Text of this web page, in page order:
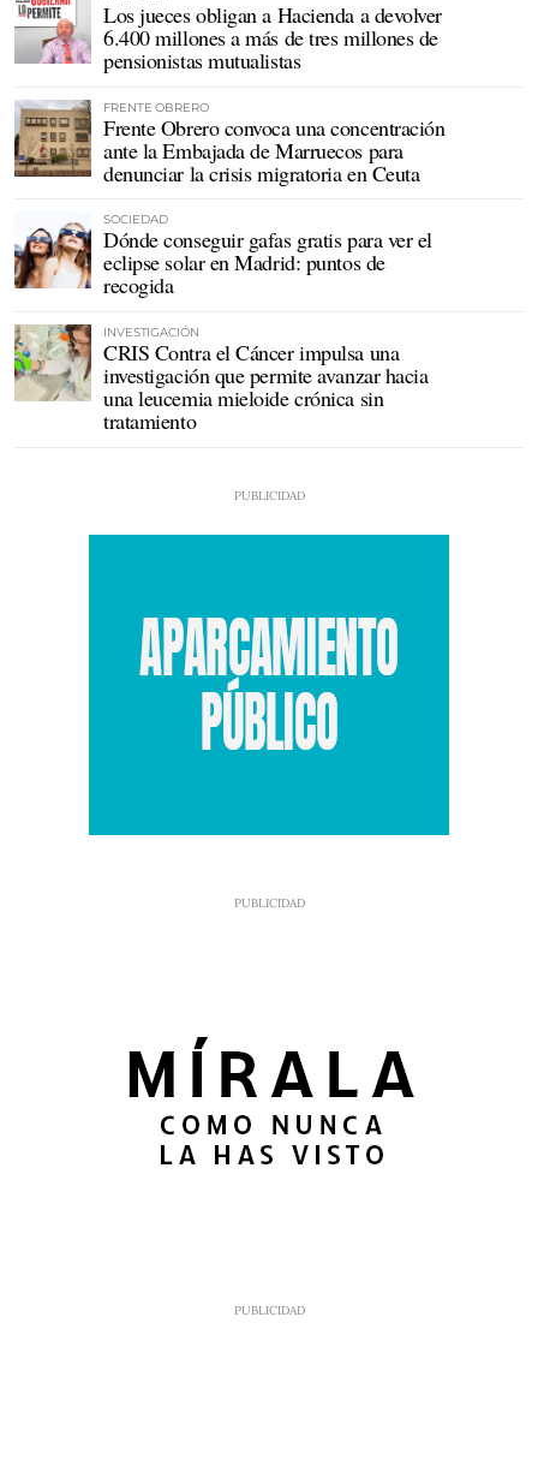
Los jueces obligan a Hacienda a devolver
6.400 millones a más de tres millones de
pensionistas mutualistas
FRENTE OBRERO
Frente Obrero convoca una concentración
ante la Embajada de Marruecos para
denunciar la crisis migratoria en Ceuta
SOCIEDAD
Dónde conseguir gafas gratis para ver el
eclipse solar en Madrid: puntos de
recogida
INVESTIGACIÓN
CRIS Contra el Cáncer impulsa una
investigación que permite avanzar hacia
una leucemia mieloide crónica sin
tratamiento